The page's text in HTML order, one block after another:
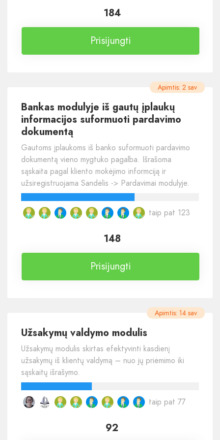
184
Prisijungti
Apimtis: 2 sav
148
Prisijungti
Bankas modulyje iš gautų įplaukų
informacijos suformuoti pardavimo
dokumentą
Gautoms įplaukoms iš banko suformuoti pardavimo
dokumentą vieno mygtuko pagalba. Išrašoma
sąskaita pagal kliento mokėjimo informciją ir
užsiregistruojama Sandėlis -> Pardavimai modulyje.
taip pat 123
Apimtis: 14 sav
92
Užsakymų valdymo modulis
Užsakymų modulis skirtas efektyvinti kasdienį
užsakymų iš klientų valdymą – nuo jų priėmimo iki
sąskaitų išrašymo.
taip pat 77